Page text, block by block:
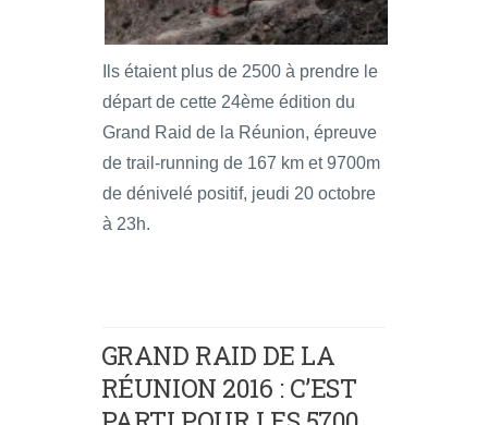
Ils étaient plus de 2500 à prendre le
départ de cette 24ème édition du
Grand Raid de la Réunion, épreuve
de trail-running de 167 km et 9700m
de dénivelé positif, jeudi 20 octobre
à 23h.
GRAND RAID DE LA
RÉUNION 2016 : C’EST